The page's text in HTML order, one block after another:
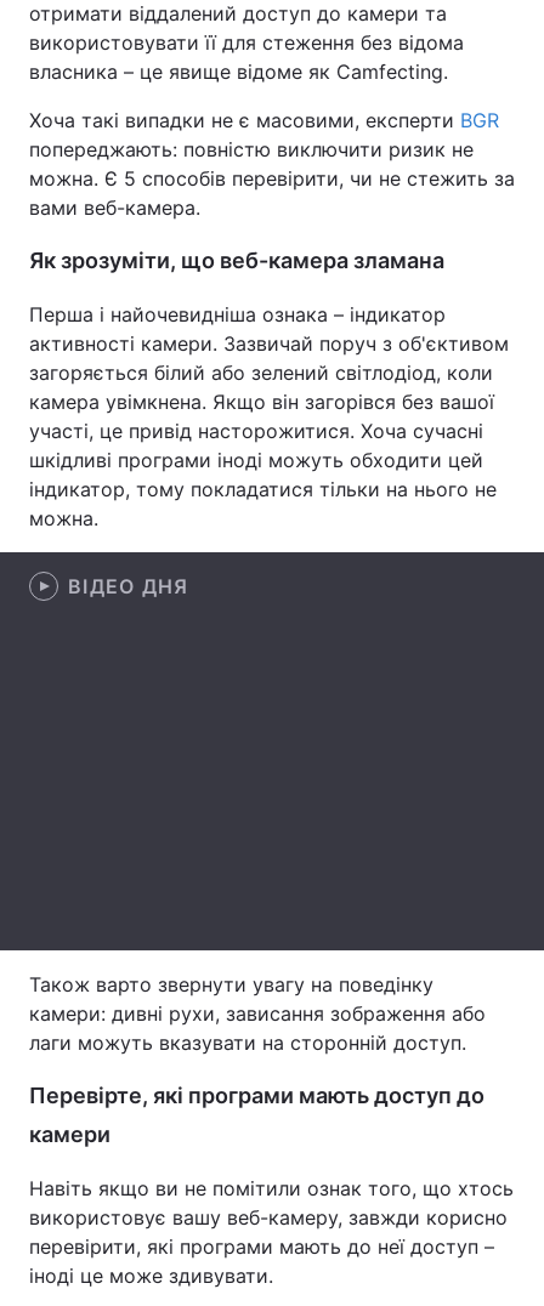
Спорт Наука
Техно і зв'язок
Зброя Інциденти
Туризм
Лонгріди
Відео з Youtube Статті
Інтерв'ю Думки
Контакти
отримати віддалений доступ до камери та
використовувати її для стеження без відома
власника – це явище відоме як Camfecting.
Хоча такі випадки не є масовими, експерти BGR
попереджають: повністю виключити ризик не
можна. Є 5 способів перевірити, чи не стежить за
вами веб-камера.
Як зрозуміти, що веб-камера зламана
Перша і найочевидніша ознака – індикатор
активності камери. Зазвичай поруч з об'єктивом
загоряється білий або зелений світлодіод, коли
камера увімкнена. Якщо він загорівся без вашої
участі, це привід насторожитися. Хоча сучасні
шкідливі програми іноді можуть обходити цей
індикатор, тому покладатися тільки на нього не
можна.
ВІДЕО ДНЯ
Також варто звернути увагу на поведінку
камери: дивні рухи, зависання зображення або
лаги можуть вказувати на сторонній доступ.
Перевірте, які програми мають доступ до
камери
Навіть якщо ви не помітили ознак того, що хтось
використовує вашу веб-камеру, завжди корисно
перевірити, які програми мають до неї доступ –
іноді це може здивувати.